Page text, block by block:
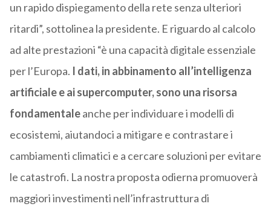
un rapido dispiegamento della rete senza ulteriori
ritardi”, sottolinea la presidente. E riguardo al calcolo
ad alte prestazioni “è una capacità digitale essenziale
per l’Europa. I dati, in abbinamento all’intelligenza
artificiale e ai supercomputer, sono una risorsa
fondamentaleanche per individuare i modelli di
ecosistemi, aiutandoci a mitigare e contrastare i
cambiamenti climatici e a cercare soluzioni per evitare
le catastrofi. La nostra proposta odierna promuoverà
maggiori investimenti nell’infrastruttura di